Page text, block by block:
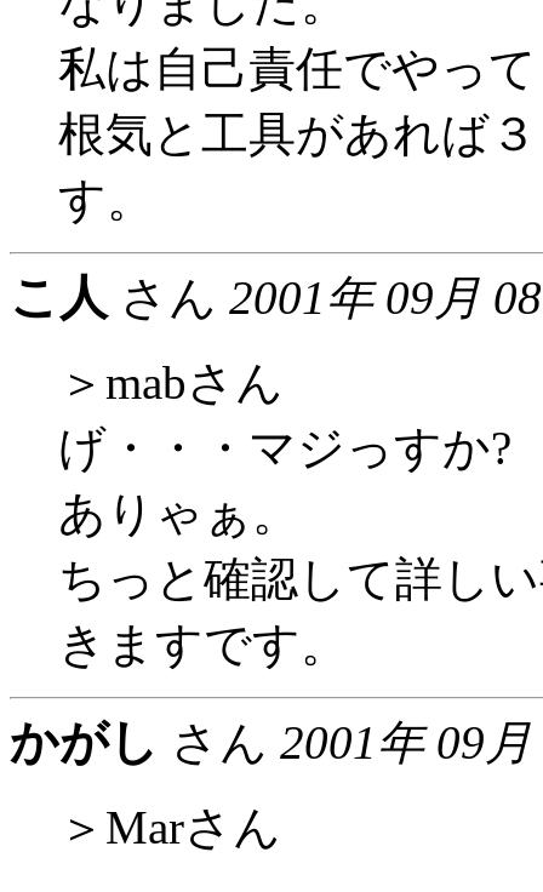
私は自己責任でやっ
根気と工具があれば
す。
こ人 さん 2001年 09月
＞mabさん
げ・・・マジっすか?
ありゃぁ。
ちっと確認して詳し
きますです。
かがし さん 2001年 09
＞Marさん